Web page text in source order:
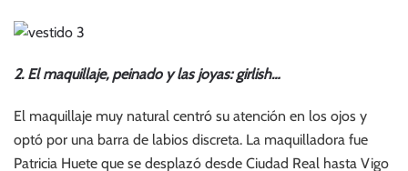
2. El maquillaje, peinado y las joyas: girlish…
El maquillaje muy natural centró su atención en los ojos y
optó por una barra de labios discreta. La maquilladora fue
Patricia Huete que se desplazó desde Ciudad Real hasta Vigo